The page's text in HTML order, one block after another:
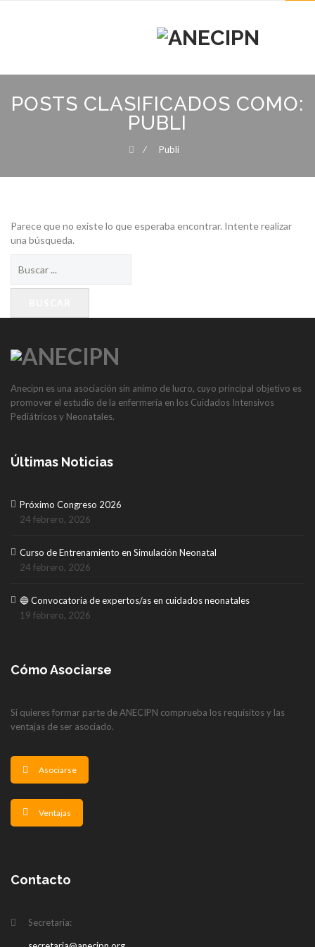
to
content
POSTS CLASIFICADOS COMO:
PUBLI
⁄ Publi
Parece que no existe lo que esperaba encontrar. Intente realizar
una búsqueda.
Anecipn es una asociación sin animo de lucro, cuyo principal objetivo es
promover el estudio de la enfermería en los Cuidados Intensivos
Pediátricos y Neonatales.
Últimas Noticias
Próximo Congreso 2026
24 febrero, 2026
Curso de Entrenamiento en Simulación Neonatal
24 febrero, 2026
🔵 Convocatoria de expertos/as en cuidados neonatales
19 febrero, 2026
Cómo Asociarse
Si quieres formar parte de ANECIPN comprueba los requisitos y las
ventajas de ser asociado.
Asociarse
Ventajas
Contacto
Secretaría: